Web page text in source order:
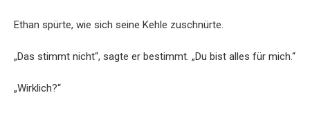
Ethan spürte, wie sich seine Kehle zuschnürte.
„Das stimmt nicht“, sagte er bestimmt. „Du bist alles für mich.“
„Wirklich?“